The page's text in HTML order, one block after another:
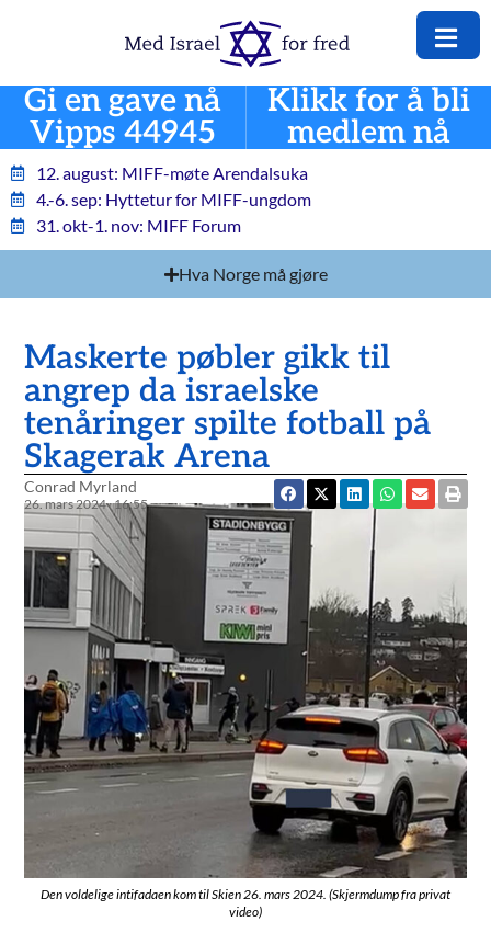
Gi en gave nå
Vipps 44945
Klikk for å bli
medlem nå
12. august: MIFF-møte Arendalsuka
4.-6. sep: Hyttetur for MIFF-ungdom
31. okt-1. nov: MIFF Forum
Hva Norge må gjøre
Maskerte pøbler gikk til
angrep da israelske
tenåringer spilte fotball på
Skagerak Arena
Conrad Myrland
26. mars 2024 16:55
Den voldelige intifadaen kom til Skien 26. mars 2024. (Skjermdump fra privat
video)